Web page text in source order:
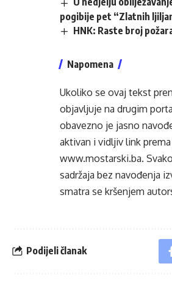
pogibije pet “Zlatnih
HNK: Raste broj
Napomena
Ukoliko se ovaj tekst
objavljuje na drugim
obavezno je jasno
aktivan i vidljiv link
www.mostarski.ba.
sadržaja bez navođenja
smatra se kršenjem
Podijeli članak